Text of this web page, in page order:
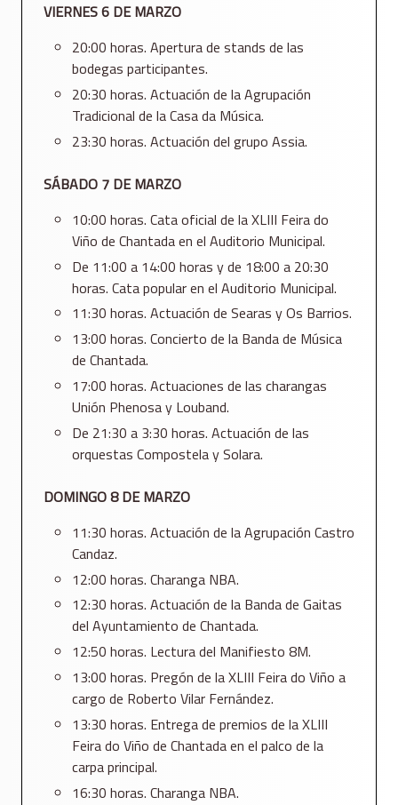
VIERNES 6 DE MARZO
20:00 horas. Apertura de stands de las
bodegas participantes.
20:30 horas. Actuación de la Agrupación
Tradicional de la Casa da Música.
23:30 horas. Actuación del grupo Assia.
SÁBADO 7 DE MARZO
10:00 horas. Cata oficial de la XLIII Feira do
Viño de Chantada en el Auditorio Municipal.
De 11:00 a 14:00 horas y de 18:00 a 20:30
horas. Cata popular en el Auditorio Municipal.
11:30 horas. Actuación de Searas y Os Barrios.
13:00 horas. Concierto de la Banda de Música
de Chantada.
17:00 horas. Actuaciones de las charangas
Unión Phenosa y Louband.
De 21:30 a 3:30 horas. Actuación de las
orquestas Compostela y Solara.
DOMINGO 8 DE MARZO
11:30 horas. Actuación de la Agrupación Castro
Candaz.
12:00 horas. Charanga NBA.
12:30 horas. Actuación de la Banda de Gaitas
del Ayuntamiento de Chantada.
12:50 horas. Lectura del Manifiesto 8M.
13:00 horas. Pregón de la XLIII Feira do Viño a
cargo de Roberto Vilar Fernández.
13:30 horas. Entrega de premios de la XLIII
Feira do Viño de Chantada en el palco de la
carpa principal.
16:30 horas. Charanga NBA.